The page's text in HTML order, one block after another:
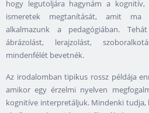
hogy legutoljára hagynám a
ismeretek megtanítását, amit ma
alkalmazunk a pedagógiában.
ábrázolást, lerajzolást,
mindenfélét bevetnék.
Az irodalomban tipikus rossz példája
amikor egy érzelmi nyelven
kognitíve interpretáljuk. Mindenki tudja,